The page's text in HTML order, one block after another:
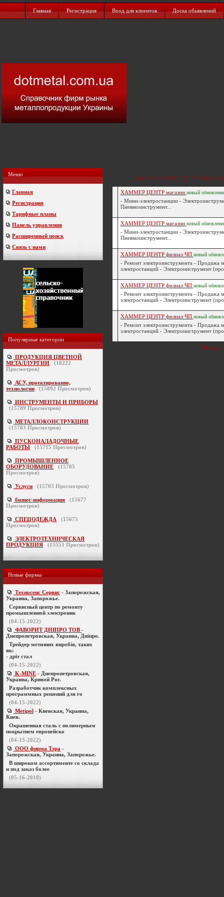
Главная Регистрация Вход для клиентов Доска обьявлений
Меню
Главная
Регистрация
Тарифные планы
Панель управления
Расширенный поиск
Связь с нами
Популярные категории
ПРОДУКЦИЯ ЦВЕТНОЙ
МЕТАЛЛУРГИИ
(18222
Просмотров)
АСУ, проектирование,
технологии
(15892 Просмотров)
ИНСТРУМЕНТЫ И ПРИБОРЫ
(15789 Просмотров)
МЕТАЛЛОКОНСТРУКЦИИ
(15783 Просмотров)
ПУСКОНАЛАДОЧНЫЕ
РАБОТЫ
(15715 Просмотров)
ПРОМЫШЛЕННОЕ
ОБОРУДОВАНИЕ
(15705
Просмотров)
Услуги (15703 Просмотров)
бизнес-информация (15677
Просмотров)
СПЕЦОДЕЖДА (15675
Просмотров)
ЭЛЕКТРОТЕХНИЧЕСКАЯ
ПРОДУКЦИЯ
(15551 Просмотров)
Новые фирмы
Техносенс Сервис - Запорожская,
Украина, Запорожье.
Cервисный центр по ремонту
промышленной электроник
(04-15-2022)
ФАВОРИТ ДНІПРО ТОВ -
Днепропетровская, Украина, Дніпро.
Трейдер метизних виробів, таких
як:
- дріт стал
(04-15-2022)
K-MINE - Днепропетровская,
Украина, Кривой Рог.
Разработчик комплексных
программных решений для го
(04-15-2022)
Metipol - Киевская, Украина,
Киев.
Окрашенная сталь с полимерным
покрытием европейско
(04-15-2022)
ООО фирма Тэра -
Запорожская, Украина, Запорожье.
В широком ассортименте со склада
и под заказ более
(05-16-2018)
0-9 A-Z А Б В Г Д Е Ё Ж З И
ХАММЕР ЦЕНТР магазин новый
- Мини-электростанции -
Пневмоинструмент...
ХАММЕР ЦЕНТР магазин новый
- Мини-электростанции -
Пневмоинструмент...
ХАММЕР ЦЕНТР филиал ЧП новый
- Ремонт электроинструмента - Продажа
электростанций - Электроинструмент
ХАММЕР ЦЕНТР филиал ЧП новый
- Ремонт электроинструмента - Продажа
электростанций - Электроинструмент
ХАММЕР ЦЕНТР филиал ЧП новый
- Ремонт электроинструмента - Продажа
электростанций - Электроинструмент
Назад 1